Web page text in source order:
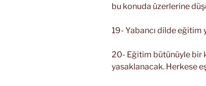
bu konuda üzerlerine
19- Yabancı dilde eğitim
20- Eğitim bütünüyle bir
yasaklanacak. Herkese